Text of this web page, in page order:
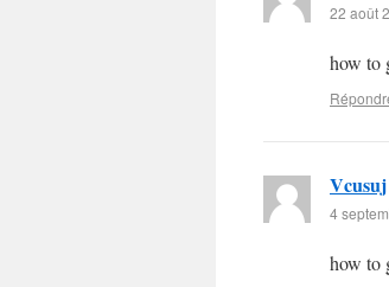
22 août
how to
Vcusuj
4
how to